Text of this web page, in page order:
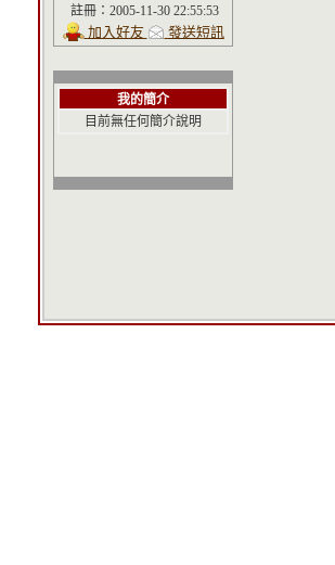
註冊： 2005-11-30 22:55:53
加入好友 發送短訊
我的簡介
目前無任何簡介說明